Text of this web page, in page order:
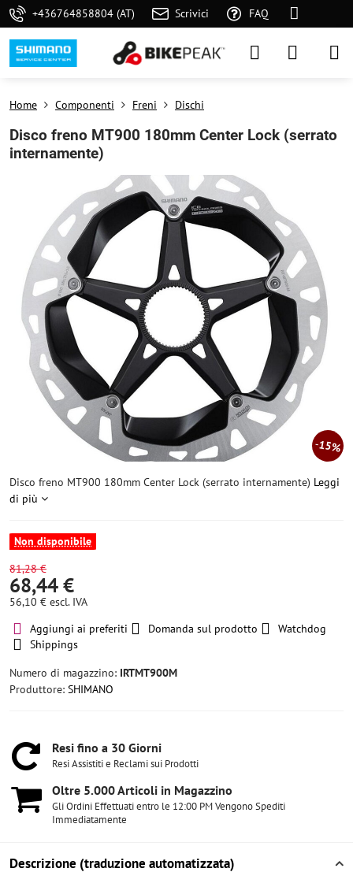
+436764858804 (AT) Scrivici FAQ
15%
Home Componenti Freni Dischi
Disco freno MT900 180mm Center Lock (serrato
internamente)
Disco freno MT900 180mm Center Lock (serrato internamente) Leggi
di più
Non disponibile
81,28 €
68,44 €
56,10 € escl. IVA
Aggiungi ai preferiti
Domanda sul prodotto
Watchdog
Shippings
Numero di magazzino: IRTMT900M
Produttore: SHIMANO
Resi fino a 30 Giorni
Resi Assistiti e Reclami sui Prodotti
Oltre 5​.000 Articoli in Magazzino
Gli Ordini Effettuati entro le 12:00 PM Vengono Spediti
Immediatamente
Descrizione (traduzione automatizzata)